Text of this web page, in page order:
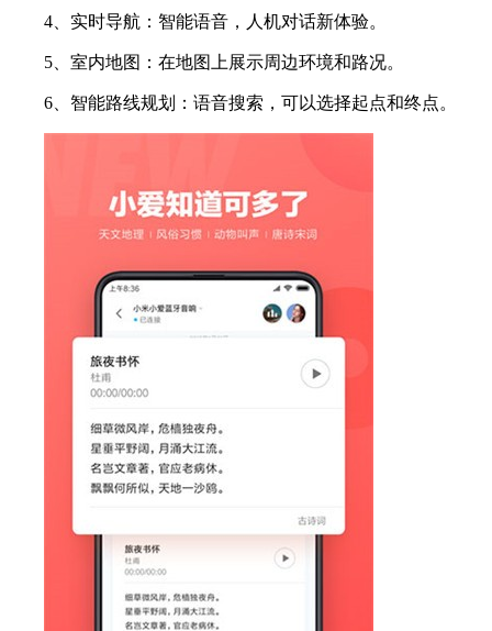
4、实时导航：智能语音，人机对话新体验。
5、室内地图：在地图上展示周边环境和路况。
6、智能路线规划：语音搜索，可以选择起点和终点。